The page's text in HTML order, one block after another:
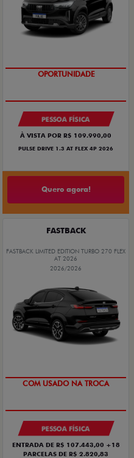
OPORTUNIDADE
PESSOA FÍSICA
À VISTA POR R$ 109.990,00
PULSE DRIVE 1.3 AT FLEX 4P 2026
Quero agora!
FASTBACK
FASTBACK LIMITED EDITION TURBO 270 FLEX
AT 2026
2026/2026
COM USADO NA TROCA
PESSOA FÍSICA
ENTRADA DE R$ 107.443,00 +18
PARCELAS DE R$ 2.820,83